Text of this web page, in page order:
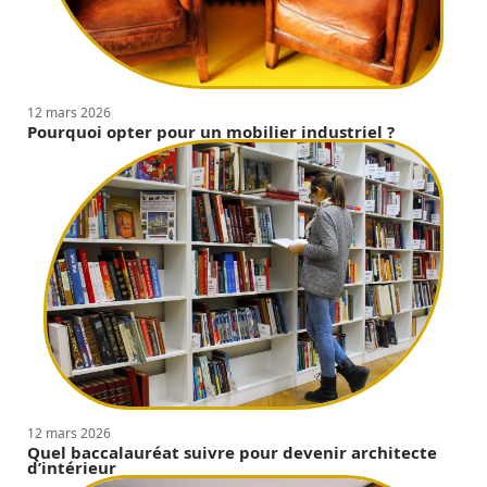
12 mars 2026
Pourquoi opter pour un mobilier industriel ?
12 mars 2026
Quel baccalauréat suivre pour devenir architecte
d’intérieur